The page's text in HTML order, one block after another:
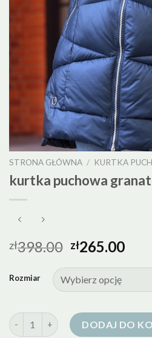
STRONA GŁÓWNA / KURTKA
kurtka puchowa
zł398.00 zł265.00
Rozmiar
ilość kurtka puchowa granatowa
DODAJ DO